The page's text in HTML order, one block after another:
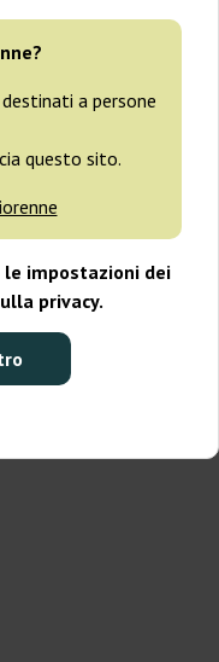
a persone
questo sito.
impostazioni dei
privacy.